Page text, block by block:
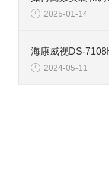
2025-01-14
2024-05-11